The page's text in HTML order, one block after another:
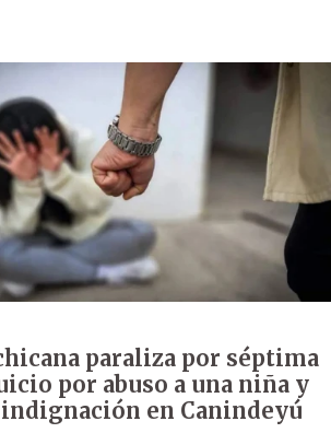
paraliza por séptima
por abuso a una niña y
en Canindeyú